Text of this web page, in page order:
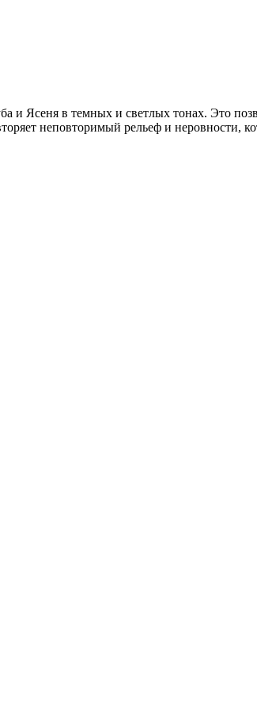
и Ясеня в темных и светлых тонах. Это
неповторимый рельеф и неровности,